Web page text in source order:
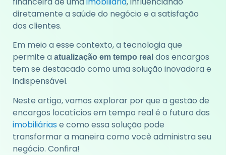
diretamente a saúde do negócio e a satisfação
dos clientes.
Em meio a esse contexto, a tecnologia que
permite a atualização em tempo real dos encargos
tem se destacado como uma solução inovadora e
indispensável.
Neste artigo, vamos explorar por que a gestão de
encargos locatícios em tempo real é o futuro das
imobiliárias e como essa solução pode
transformar a maneira como você administra seu
negócio. Confira!